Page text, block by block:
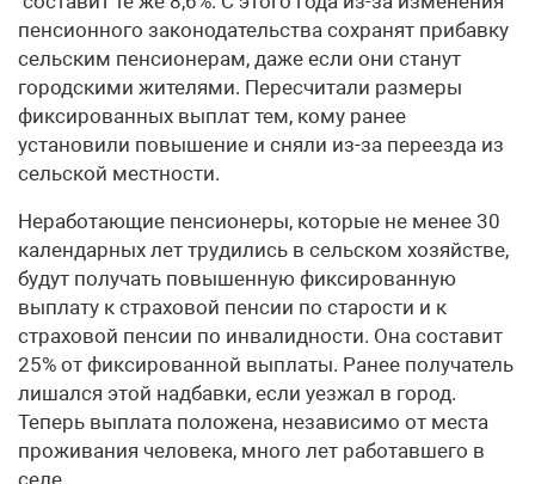
пенсионного законодательства сохранят прибавку
сельским пенсионерам, даже если они станут
городскими жителями. Пересчитали размеры
фиксированных выплат тем, кому ранее
установили повышение и сняли из-за переезда из
сельской местности.
Неработающие пенсионеры, которые не менее 30
календарных лет трудились в сельском хозяйстве,
будут получать повышенную фиксированную
выплату к страховой пенсии по старости и к
страховой пенсии по инвалидности. Она составит
25% от фиксированной выплаты. Ранее получатель
лишался этой надбавки, если уезжал в город.
Теперь выплата положена, независимо от места
проживания человека, много лет работавшего в